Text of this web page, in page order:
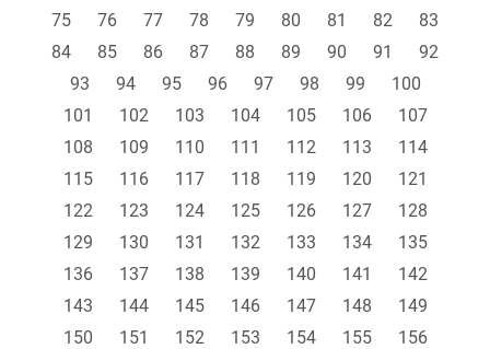
75
76 77 78 79 80 81 82
83
84
85 86 87 88 89 90 91
92
93
94 95 96 97 98 99
100
101
102 103 104 105 106
107
108
109 110 111 112 113
114
115
116 117 118 119 120
121
122
123 124 125 126 127
128
129
130 131 132 133 134
135
136
137 138 139 140 141
142
143
144 145 146 147 148
149
150
151 152 153 154 155
156